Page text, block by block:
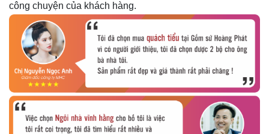
công chuyện của khách hàng.